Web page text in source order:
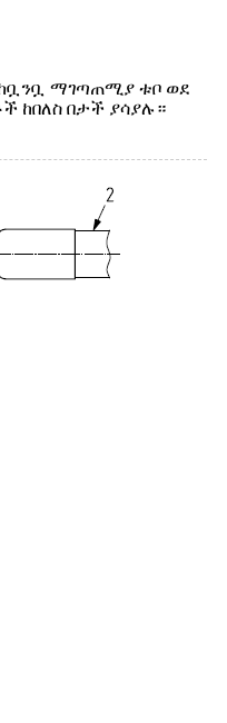
ማገጣጠሚያ ቱቦ ወደ
ከበለስ በታች ያሳያሉ።